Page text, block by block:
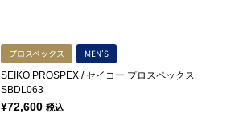
プロスペックス MEN'S
SEIKO PROSPEX / セイコー プロスペックス
SBDL063
¥72,600 税込